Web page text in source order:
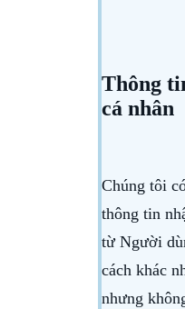
Thông
cá nhân
Chúng tôi
thông tin
từ Người
cách khác
nhưng